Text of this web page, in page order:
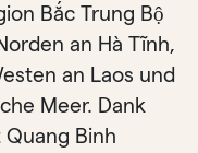
Bắc Trung Bộ
an Hà Tĩnh,
an Laos und
Meer. Dank
Binh